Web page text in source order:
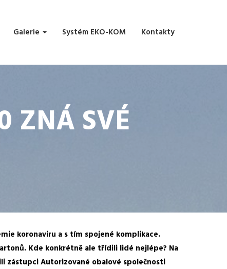
Galerie Systém EKO-KOM Kontakty
ZNÁ SVÉ
koronaviru a s tím spojené komplikace.
Kde konkrétně ale třídili lidé nejlépe? Na
zástupci Autorizované obalové společnosti